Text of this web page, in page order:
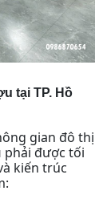
tại TP. Hồ
gian đô thị
phải được tối
kiến trúc